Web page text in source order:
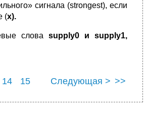
сигнала (strongest), если
(x).
слова supply0 и supply1,
14
15
Следующая > >>